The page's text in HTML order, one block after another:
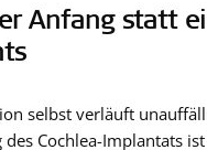
Anfang statt
selbst verläuft
Cochlea-Implantats